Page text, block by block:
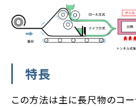
特長
この方法は主に長尺物のコ